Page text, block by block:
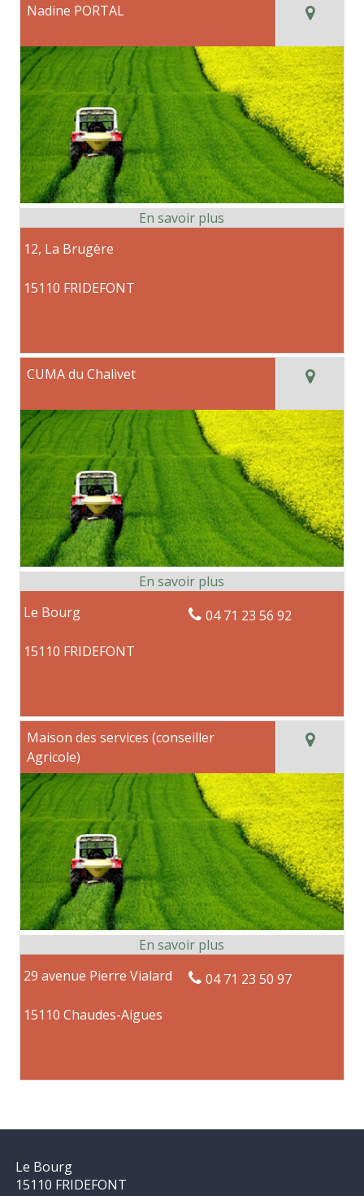
Nadine PORTAL
12, La Brugère
15110 FRIDEFONT
CUMA du Chalivet
Le Bourg
15110 FRIDEFONT
04 71 23 56 92
Maison des services (conseiller
Agricole)
29 avenue Pierre Vialard
15110 Chaudes-Aigues
04 71 23 50 97
Le Bourg
15110 FRIDEFONT